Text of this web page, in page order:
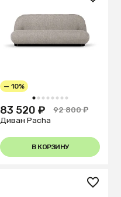
1 2 3 4 5 6 7 8
— 10%
83 520 ₽
92 800 ₽
Диван Pacha
В КОРЗИНУ